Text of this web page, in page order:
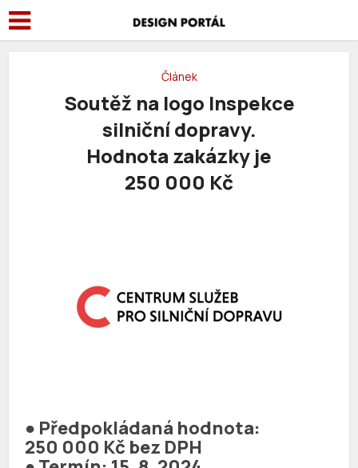
Článek
Soutěž na logo Inspekce
silniční dopravy.
Hodnota zakázky je
250 000 Kč
● Předpokládaná hodnota:
250 000 Kč bez DPH